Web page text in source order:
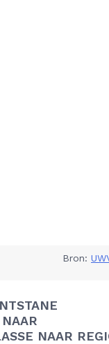
Bron:
NAAR